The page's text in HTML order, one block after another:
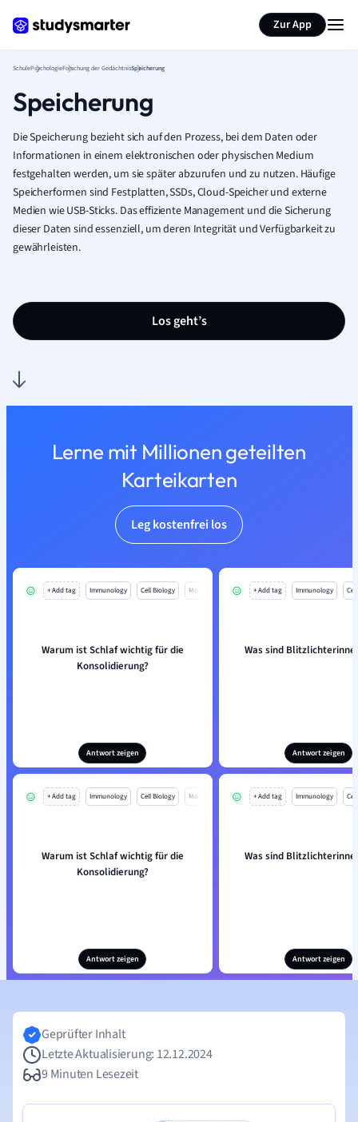
Zur App
SchulePsychologieForschung der GedächtnisSpeicherung
Speicherung
Die Speicherung bezieht sich auf den Prozess, bei dem Daten oder
Informationen in einem elektronischen oder physischen Medium
festgehalten werden, um sie später abzurufen und zu nutzen. Häufige
Speicherformen sind Festplatten, SSDs, Cloud-Speicher und externe
Medien wie USB-Sticks. Das effiziente Management und die Sicherung
dieser Daten sind essenziell, um deren Integrität und Verfügbarkeit zu
gewährleisten.
Los geht’s
Lerne mit Millionen geteilten
Karteikarten
Leg kostenfrei los
+ Add tag Immunology Cell Biology Mo
Warum ist Schlaf wichtig für die
Konsolidierung?
Antwort zeigen
+ Add tag Immunology
Was sind
Antwort zeigen
+ Add tag Immunology Cell Biology Mo
Warum ist Schlaf wichtig für die
Konsolidierung?
Antwort zeigen
+ Add tag Immunology
Was sind
Antwort zeigen
Seite zusammenfassen
Geprüfter Inhalt
Letzte Aktualisierung: 12.12.2024
9 Minuten Lesezeit